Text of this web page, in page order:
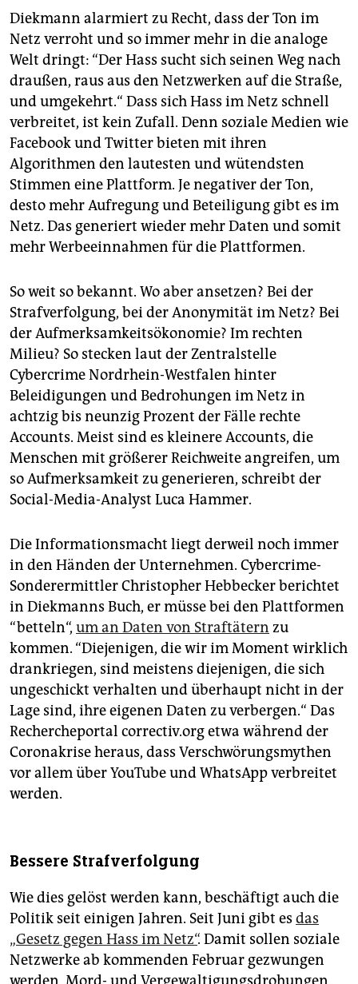
Diekmann alarmiert zu Recht, dass der Ton im
Netz verroht und so immer mehr in die analoge
Welt dringt: “Der Hass sucht sich seinen Weg nach
draußen, raus aus den Netzwerken auf die Straße,
und umgekehrt.“ Dass sich Hass im Netz schnell
verbreitet, ist kein Zufall. Denn soziale Medien wie
Facebook und Twitter bieten mit ihren
Algorithmen den lautesten und wütendsten
Stimmen eine Plattform. Je negativer der Ton,
desto mehr Aufregung und Beteiligung gibt es im
Netz. Das generiert wieder mehr Daten und somit
mehr Werbeeinnahmen für die Plattformen.
So weit so bekannt. Wo aber ansetzen? Bei der
Strafverfolgung, bei der Anonymität im Netz? Bei
der Aufmerksamkeitsökonomie? Im rechten
Milieu? So stecken laut der Zentralstelle
Cybercrime Nordrhein-Westfalen hinter
Beleidigungen und Bedrohungen im Netz in
achtzig bis neunzig Prozent der Fälle rechte
Accounts. Meist sind es kleinere Accounts, die
Menschen mit größerer Reichweite angreifen, um
so Aufmerksamkeit zu generieren, schreibt der
Social-Media-Analyst Luca Hammer.
Die Informationsmacht liegt derweil noch immer
in den Händen der Unternehmen. Cybercrime-
Sonderermittler Christopher Hebbecker berichtet
in Diekmanns Buch, er müsse bei den Plattformen
“betteln“, um an Daten von Straftätern zu
kommen. “Diejenigen, die wir im Moment wirklich
drankriegen, sind meistens diejenigen, die sich
ungeschickt verhalten und überhaupt nicht in der
Lage sind, ihre eigenen Daten zu verbergen.“ Das
Rechercheportal correctiv.org etwa während der
Coronakrise heraus, dass Verschwörungsmythen
vor allem über YouTube und WhatsApp verbreitet
werden.
Bessere Strafverfolgung
Wie dies gelöst werden kann, beschäftigt auch die
Politik seit einigen Jahren. Seit Juni gibt es das
„Gesetz gegen Hass im Netz“. Damit sollen soziale
Netzwerke ab kommenden Februar gezwungen